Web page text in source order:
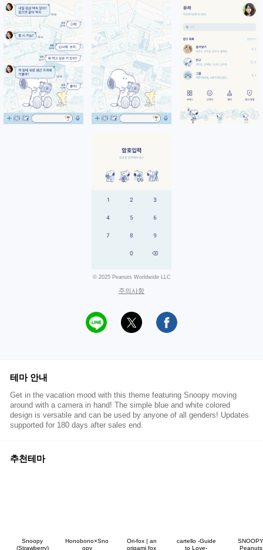
© 2025 Peanuts Worldwide LLC
주의사항
테마 안내
Get in the vacation mood with this theme featuring Snoopy moving
around with a camera in hand! The simple blue and white colored
design is versatile and can be used by anyone of all genders! Updates
supported for 180 days after sales end.
추천테마
Snoopy
(Strawberry)
Honobono×Sno
opy
Ori-fox | an
origami fox
cartello -Guide
to Love-
SNOOPY
Peanuts